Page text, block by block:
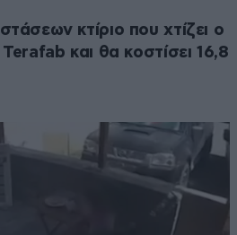
κτίριο που χτίζει ο
και θα κοστίσει 16,8